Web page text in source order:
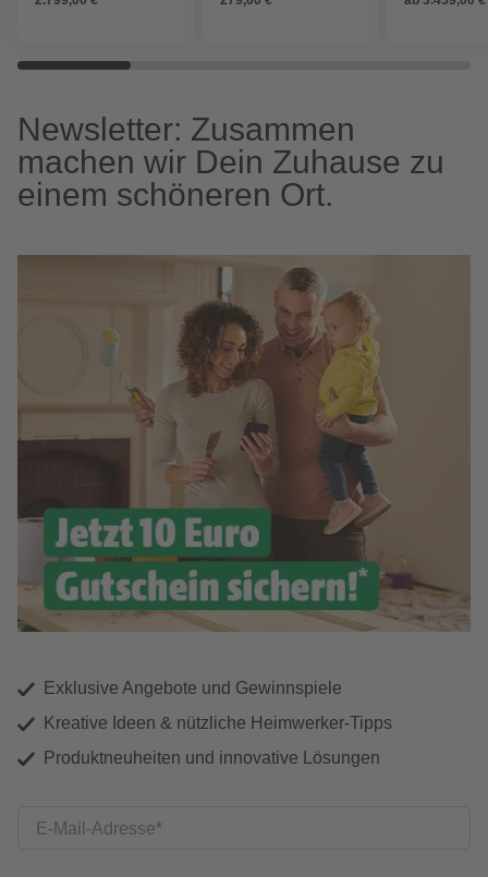
Newsletter: Zusammen
machen wir Dein Zuhause zu
einem schöneren Ort.
Exklusive Angebote und Gewinnspiele
Kreative Ideen & nützliche Heimwerker-Tipps
Produktneuheiten und innovative Lösungen
E-Mail-Adresse